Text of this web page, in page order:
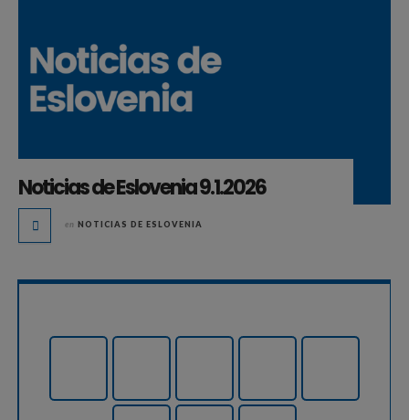
Noticias de Eslovenia 9.1.2026
en NOTICIAS DE ESLOVENIA